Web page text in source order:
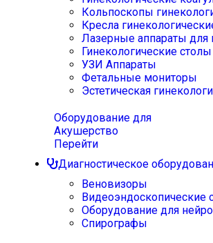
Кольпоскопы
Кресла
Лазерные аппараты для
Гинекологические
УЗИ Аппараты
Фетальные мониторы
Эстетическая
Оборудование для
Акушерство
Перейти
Диагностическое
Веновизоры
Видеоэндоскопические
Оборудование для
Спирографы